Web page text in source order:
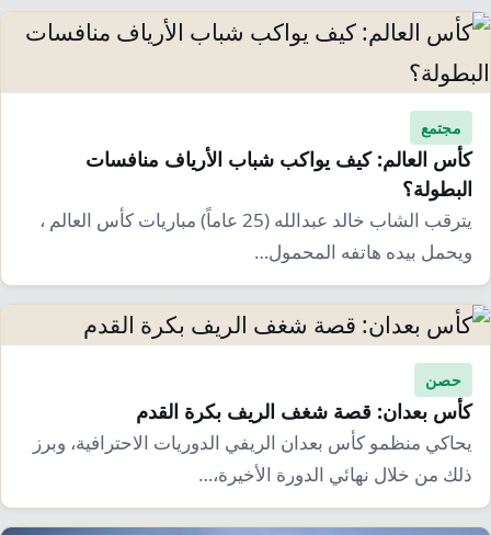
مياه
قصص نجاح
مبادرات
سياحة
تراث
ثقافة
التغير المناخي
محميات
التلوث
تحديات
حلول
إرشاد زراعي
نساء
قضايا
معيشة
قصة
انفوجرافيك
تقارير صور
فيديو
مجتمع
كأس العالم: كيف يواكب شباب الأرياف منافسات
البطولة؟
يترقب الشاب خالد عبدالله (25 عاماً) مباريات كأس العالم ،
ويحمل بيده هاتفه المحمول…
حصن
كأس بعدان: قصة شغف الريف بكرة القدم
يحاكي منظمو كأس بعدان الريفي الدوريات الاحترافية، وبرز
ذلك من خلال نهائي الدورة الأخيرة،…